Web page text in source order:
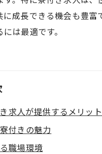
成長できる機会も豊富
は最適です。
求人が提供するメリット
付きの魅力
職場環境